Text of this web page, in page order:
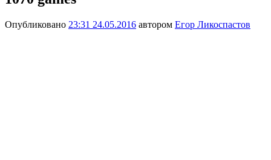
Опубликовано 23:31 24.05.2016 автором Егор Ликоспастов